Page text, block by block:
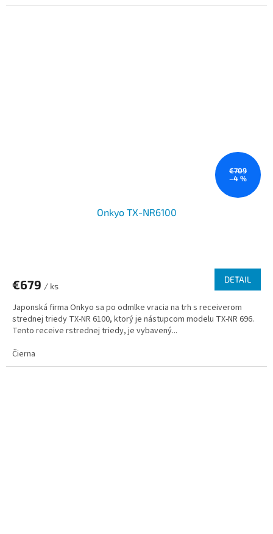
€709
–4 %
Onkyo TX-NR6100
€679 / ks
DETAIL
Japonská firma Onkyo sa po odmlke vracia na trh s receiverom
strednej triedy TX-NR 6100, ktorý je nástupcom modelu TX-NR 696.
Tento receive rstrednej triedy, je vybavený...
Čierna